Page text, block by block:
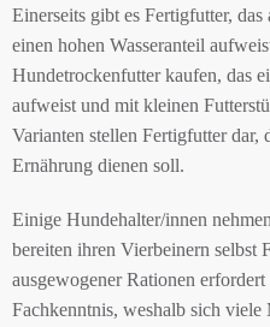
Einerseits gibt es Fertigfutter,
einen hohen Wasseranteil
Hundetrockenfutter kaufen, das
aufweist und mit kleinen
Varianten stellen Fertigfutter dar,
Ernährung dienen soll.
Einige Hundehalter/innen
bereiten ihren Vierbeinern selbst
ausgewogener Rationen
Fachkenntnis, weshalb sich viele